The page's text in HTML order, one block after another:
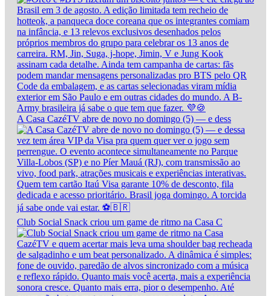
A Casa CazéTV abre de novo no domingo (5) — e dess
Club Social Snack criou um game de ritmo na Casa C